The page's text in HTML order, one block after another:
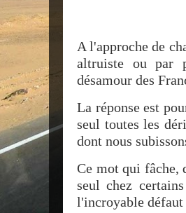
A l'approche de
altruiste ou par
désamour des
La réponse est
seul toutes les
dont nous
Ce mot qui fâche,
seul chez
l'incroyable